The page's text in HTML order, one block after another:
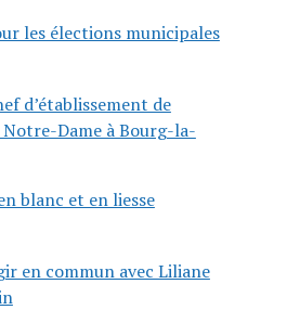
les élections municipales
d’établissement de
Dame à Bourg-la-
blanc et en liesse
en commun avec Liliane